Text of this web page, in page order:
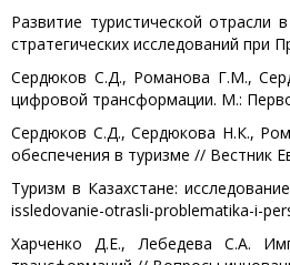
Развитие туристической отрасли
стратегических исследований при
Сердюков С.Д., Романова Г.М.,
цифровой трансформации. М.:
Сердюков С.Д., Сердюкова Н.К.,
обеспечения в туризме // Вестник
Туризм в Казахстане:
issledovanie-otrasli-problematika-i-
Харченко Д.Е., Лебедева С.А.